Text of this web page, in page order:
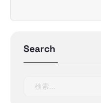
Search